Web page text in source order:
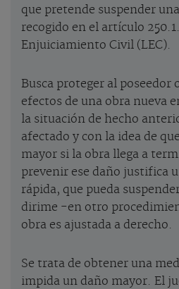
que pretende suspender
recogido en el artículo
Enjuiciamiento Civil (LEC).
Busca proteger al poseedor
efectos de una obra nueva
la situación de hecho
afectado y con la idea de
mayor si la obra llega a
prevenir ese daño justifica
rápida, que pueda
dirime -en otro
obra es ajustada a derecho.
Se trata de obtener una
impida un daño mayor. El